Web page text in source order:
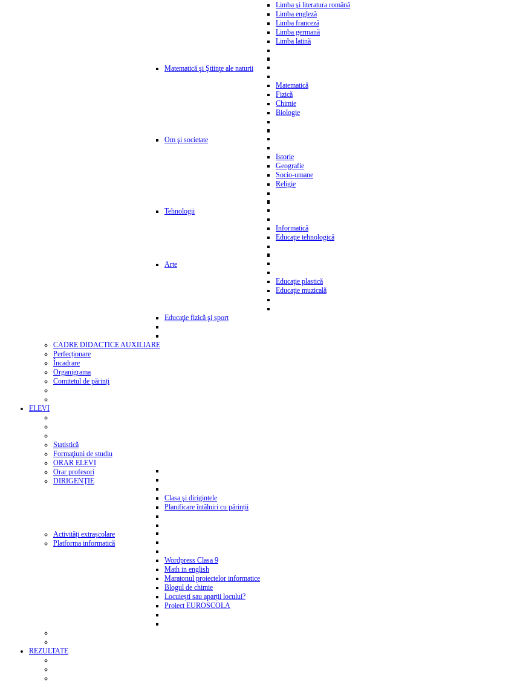
Limba şi literatura română
Limba engleză
Limba franceză
Limba germană
Limba latină
Matematică şi Ştiinţe ale naturii
Matematică
Fizică
Chimie
Biologie
Om şi societate
Istorie
Geografie
Socio-umane
Religie
Tehnologii
Informatică
Educaţie tehnologică
Arte
Educaţie plastică
Educaţie muzicală
Educaţie fizică şi sport
CADRE DIDACTICE AUXILIARE
Perfecționare
Încadrare
Organigrama
Comitetul de părinți
ELEVI
Statistică
Formaţiuni de studiu
ORAR ELEVI
Orar profesori
DIRIGENŢIE
Clasa şi dirigintele
Planificare întâlniri cu părinții
Activități extrașcolare
Platforma informatică
Wordpress Clasa 9
Math in english
Maratonul proiectelor informatice
Blogul de chimie
Locuiești sau aparții locului?
Proiect EUROSCOLA
REZULTATE